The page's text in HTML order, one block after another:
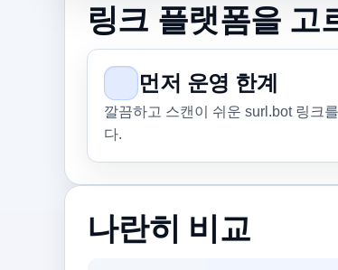
링크 플랫폼을 고
먼저 운영 한계
깔끔하고 스캔이 쉬운 surl.bot 링크
다.
나란히 비교